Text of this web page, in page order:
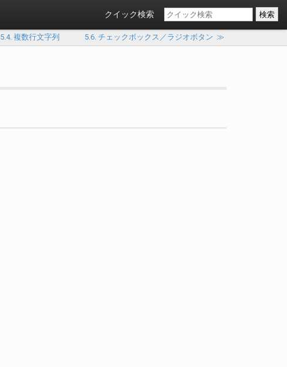
クイック検索
5.4. 複数行文字列 5.6. チェックボックス／ラジオボタン ≫